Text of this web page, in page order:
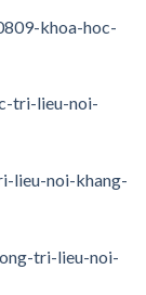
khoa-hoc-
tri-lieu-noi-
lieu-noi-khang-
tri-lieu-noi-